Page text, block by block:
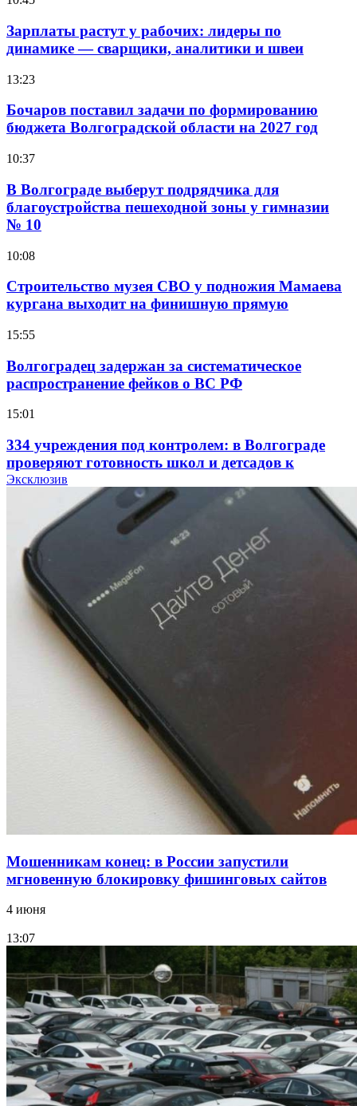
Зарплаты растут у рабочих: лидеры по
динамике — сварщики, аналитики и швеи
13:23
Бочаров поставил задачи по формированию
бюджета Волгоградской области на 2027 год
10:37
В Волгограде выберут подрядчика для
благоустройства пешеходной зоны у гимназии
№ 10
10:08
Строительство музея СВО у подножия Мамаева
кургана выходит на финишную прямую
15:55
Волгоградец задержан за систематическое
распространение фейков о ВС РФ
15:01
334 учреждения под контролем: в Волгограде
проверяют готовность школ и детсадов к
учебному году
Покушение на убийство в Волгограде: девушка
напала на незнакомую женщину с ножом
12:39
Сладкий праздник в Волгограде: в Центральном
парке прошёл фестиваль „Арбузный переполох“
Волгоградские компании нарастили экспорт:
заключены контракты на 3,6 млн долларов
Эксклюзив
Мошенникам конец: в России запустили
мгновенную блокировку фишинговых сайтов
4 июня
13:07